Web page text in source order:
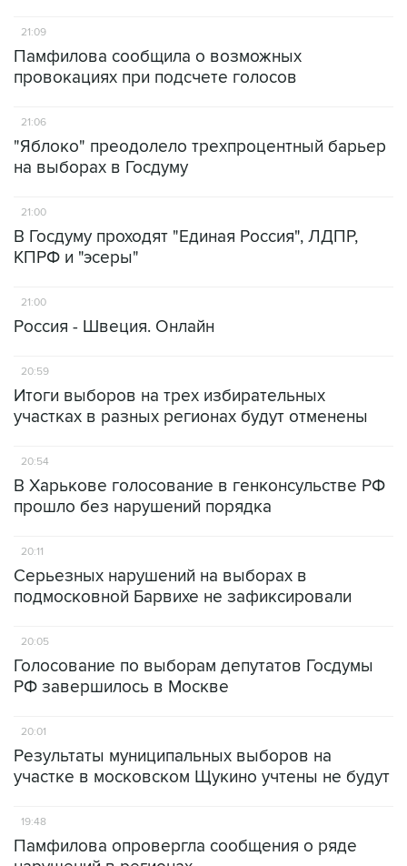
21:09
Памфилова сообщила о возможных
провокациях при подсчете голосов
21:06
"Яблоко" преодолело трехпроцентный барьер
на выборах в Госдуму
21:00
В Госдуму проходят "Единая Россия", ЛДПР,
КПРФ и "эсеры"
21:00
Россия - Швеция. Онлайн
20:59
Итоги выборов на трех избирательных
участках в разных регионах будут отменены
20:54
В Харькове голосование в генконсульстве РФ
прошло без нарушений порядка
20:11
Серьезных нарушений на выборах в
подмосковной Барвихе не зафиксировали
20:05
Голосование по выборам депутатов Госдумы
РФ завершилось в Москве
20:01
Результаты муниципальных выборов на
участке в московском Щукино учтены не будут
19:48
Памфилова опровергла сообщения о ряде